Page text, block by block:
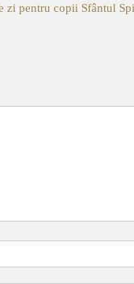
zi pentru copii Sfântul